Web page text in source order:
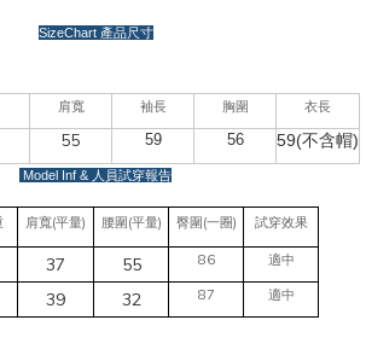
SizeChart 產品尺寸
肩寬 袖長 胸圍 衣長
55 59 56 59(不含帽)
Model Inf & 人員試穿報告
肩寬(平量) 腰圍(平量) 臀圍(一圈) 試穿效果
37 55 86 適中
39 32 87 適中